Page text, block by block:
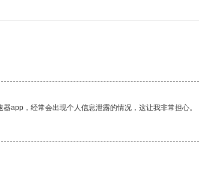
app，经常会出现个人信息泄露的情况，这让我非常担心。